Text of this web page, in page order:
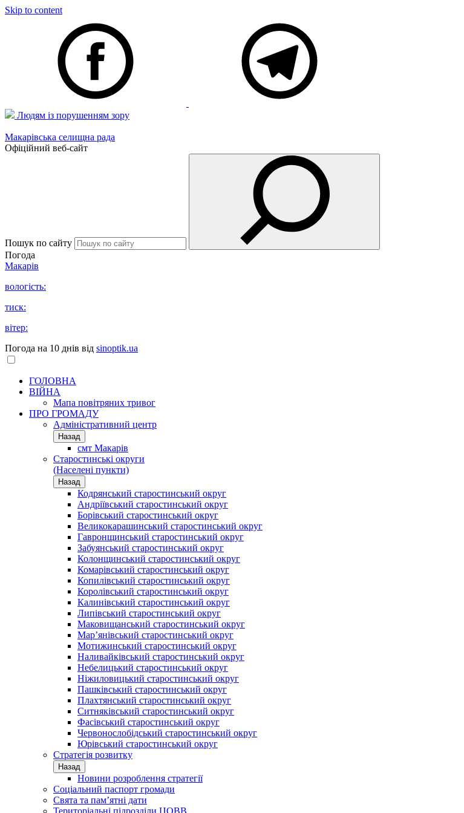
Skip to content
Людям із порушенням зору
Макарівська селищна рада
Офіційний веб-сайт
Пошук по сайту
Погода
Макарів
вологість:
тиск:
вітер:
Погода на 10 днів від sinoptik.ua
ГОЛОВНА
ВІЙНА
Мапа повітряних тривог
ПРО ГРОМАДУ
Aдміністративний центр
Назад
смт Макарів
Старостинські округи
(Населені пункти)
Назад
Кодрянський старостинський округ
Андріївський старостинський округ
Борівський старостинський округ
Великокарашинський старостинський округ
Гавронщинський старостинський округ
Забуянський старостинський округ
Колонщинський старостинський округ
Комарівський старостинський округ
Копилівський старостинський округ
Королівський старостинський округ
Калинівський старостинський округ
Липівський старостинський округ
Маковищанський старостинський округ
Мар’янівський старостинський округ
Мотижинський старостинський округ
Наливайківський старостинський округ
Небелицький старостинський округ
Ніжиловицький старостинський округ
Пашківський старостинський округ
Плахтянський старостинський округ
Ситняківський старостинський округ
Фасівський старостинський округ
Червонослобідський старостинський округ
Юрівський старостинський округ
Стратегія розвитку
Назад
Новини розроблення стратегії
Соціальний паспорт громади
Свята та пам’ятні дати
Територіальні підрозділи ЦОВВ